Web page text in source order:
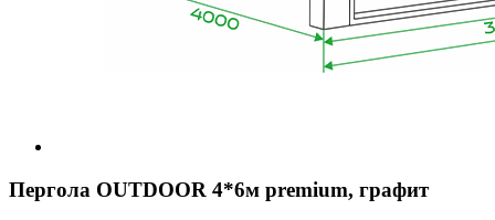
Пергола OUTDOOR 4*6м premium, графит